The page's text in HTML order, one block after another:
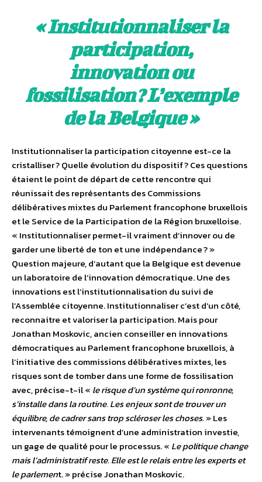
« Institutionnaliser la
participation,
innovation ou
fossilisation ? L’exemple
de la Belgique »
Institutionnaliser la participation citoyenne est-ce la
cristalliser ? Quelle évolution du dispositif ? Ces questions
étaient le point de départ de cette rencontre qui
réunissait des représentants des Commissions
délibératives mixtes du Parlement francophone bruxellois
et le Service de la Participation de la Région bruxelloise.
« Institutionnaliser permet-il vraiment d’innover ou de
garder une liberté de ton et une indépendance ? »
Question majeure, d’autant que la Belgique est devenue
un laboratoire de l’innovation démocratique. Une des
innovations est l’institutionnalisation du suivi de
l’Assemblée citoyenne. Institutionnaliser c’est d’un côté,
reconnaitre et valoriser la participation. Mais pour
Jonathan Moskovic, ancien conseiller en innovations
démocratiques au Parlement francophone bruxellois, à
l’initiative des commissions délibératives mixtes, les
risques sont de tomber dans une forme de fossilisation
avec, précise-t-il « le risque d’un système qui ronronne,
s’installe dans la routine. Les enjeux sont de trouver un
équilibre, de cadrer sans trop scléroser les choses.» Les
intervenants témoignent d’une administration investie,
un gage de qualité pour le processus. « Le politique change
mais l’administratif reste. Elle est le relais entre les experts et
le parlement. » précise Jonathan Moskovic.